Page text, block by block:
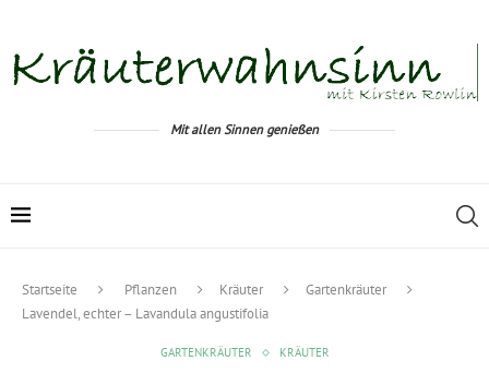
Mit allen Sinnen genießen
Startseite Pflanzen Kräuter
Gartenkräuter
Lavendel, echter – Lavandula angustifolia
GARTENKRÄUTER KRÄUTER